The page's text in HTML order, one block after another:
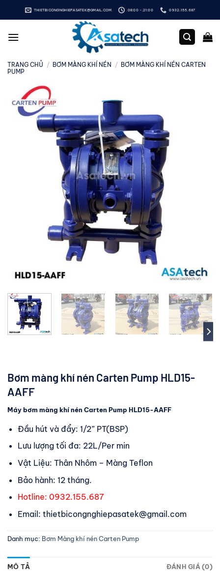
qua
dung
THIETBICONGNGHIEPASATEK@GMAIL.COM 08:00 - 21:00 0932.155.687
TRANG CHỦ / BƠM MÀNG KHÍ NÉN / BƠM MÀNG KHÍ NÉN CARTEN
PUMP
Bơm màng khí nén Carten Pump HLD15-
AAFF
Máy bơm màng khí nén Carten Pump HLD15-AAFF
Đầu hút và đẩy: 1/2” PT(BSP)
Lưu lượng tối đa: 22L/Per min
Vật Liệu: Thân Nhôm – Màng Teflon
Bảo hành: 12 tháng.
Hotline: 0932.155.687
Email: thietbicongnghiepasatek@gmail.com
Danh mục: Bơm Màng khí nén Carten Pump
MÔ TẢ ĐÁNH GIÁ (0)